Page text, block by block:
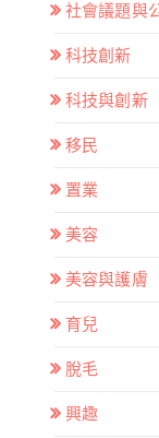
社會議題與
科技創新
科技與創新
移民
置業
美容
美容與護膚
育兒
脫毛
興趣